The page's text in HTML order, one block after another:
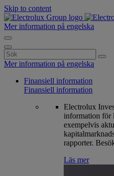
Skip to content
Mer information på engelska
Search
for:
Mer information på engelska
Finansiell information
Finansiell information
Electrolux
information för
exempelvis
rapporter.
Läs mer